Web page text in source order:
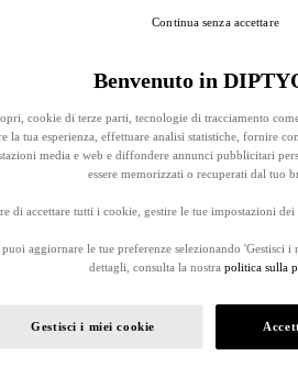
Benvenuto in
cookie di terze parti, tecnologie di tracciamento
la tua esperienza, effettuare analisi statistiche, fornire
media e web e diffondere annunci pubblicitari
essere memorizzati o recuperati dal tuo
di accettare tutti i cookie, gestire le tue impostazioni dei
aggiornare le tue preferenze selezionando 'Gestisci
dettagli, consulta la nostra politica sulla
Gestisci i miei cookie
Continua senza accettare